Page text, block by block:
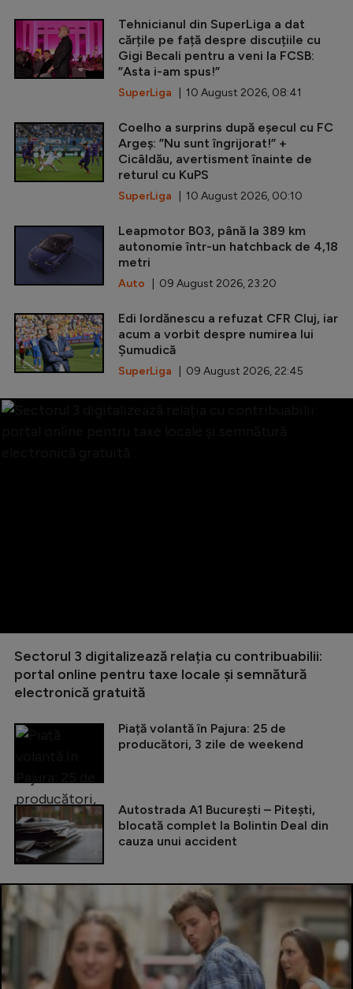
Tehnicianul din SuperLiga a dat
cărțile pe față despre discuțiile cu
Gigi Becali pentru a veni la FCSB:
”Asta i-am spus!”
SuperLiga | 10 August 2026, 08:41
Coelho a surprins după eșecul cu FC
Argeș: ”Nu sunt îngrijorat!” +
Cicâldău, avertisment înainte de
returul cu KuPS
SuperLiga | 10 August 2026, 00:10
Leapmotor B03, până la 389 km
autonomie într-un hatchback de 4,18
metri
Auto | 09 August 2026, 23:20
Edi Iordănescu a refuzat CFR Cluj, iar
acum a vorbit despre numirea lui
Șumudică
SuperLiga | 09 August 2026, 22:45
Sectorul 3 digitalizează relația cu contribuabilii:
portal online pentru taxe locale și semnătură
electronică gratuită
Piață volantă în Pajura: 25 de
producători, 3 zile de weekend
Autostrada A1 București – Pitești,
blocată complet la Bolintin Deal din
cauza unui accident